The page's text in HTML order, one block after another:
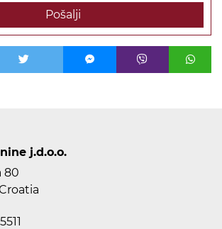
Pošalji
j.d.o.o.
80